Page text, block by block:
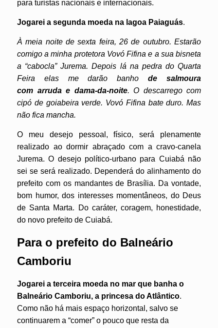
para turistas nacionais e internacionais.
Jogarei a segunda moeda na lagoa Paiaguás.
À meia noite de sexta feira, 26 de outubro. Estarão
comigo a minha protetora Vovó Fifina e a sua bisneta
a “cabocla” Jurema. Depois lá na pedra do Quarta
Feira elas me darão banhode salmoura
com arruda e dama-da-noite. O descarrego com
cipó de goiabeira verde. Vovó Fifina bate duro. Mas
não fica mancha.
O meu desejo pessoal, físico, será plenamente
realizado ao dormir abraçado com a cravo-canela
Jurema. O desejo político-urbano para Cuiabá não
sei se será realizado. Dependerá do alinhamento do
prefeito com os mandantes de Brasília. Da vontade,
bom humor, dos interesses momentâneos, do Deus
de Santa Marta. Do caráter, coragem, honestidade,
do novo prefeito de Cuiabá.
Para o prefeito do Balneário
Camboriu
Jogarei a terceira moeda no mar que banha o
Balneário Camboriu, a princesa do Atlântico.
Como não há mais espaço horizontal, salvo se
continuarem a “comer” o pouco que resta da